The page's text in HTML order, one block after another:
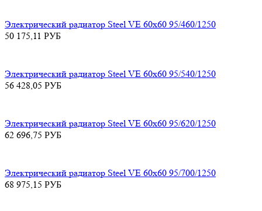
Электрический радиатор Steel VE 60х60 95/460/1250
50 175,11 РУБ
Электрический радиатор Steel VE 60х60 95/540/1250
56 428,05 РУБ
Электрический радиатор Steel VE 60х60 95/620/1250
62 696,75 РУБ
Электрический радиатор Steel VE 60х60 95/700/1250
68 975,15 РУБ